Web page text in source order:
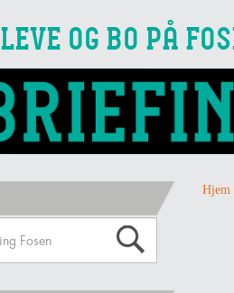
LEVE OG BO PÅ
Hjem